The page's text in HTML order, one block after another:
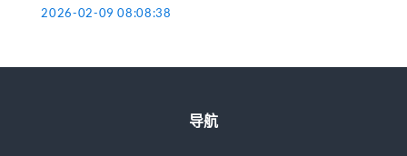
2026-02-09 08:08:38
导航